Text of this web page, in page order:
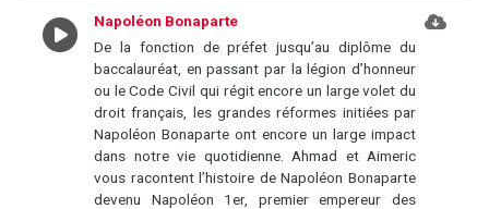
Napoléon Bonaparte
De la fonction de préfet jusqu’au diplôme du
baccalauréat, en passant par la légion d’honneur
ou le Code Civil qui régit encore un large volet du
droit français, les grandes réformes initiées par
Napoléon Bonaparte ont encore un large impact
dans notre vie quotidienne. Ahmad et Aimeric
vous racontent l’histoire de Napoléon Bonaparte
devenu Napoléon 1er, premier empereur des